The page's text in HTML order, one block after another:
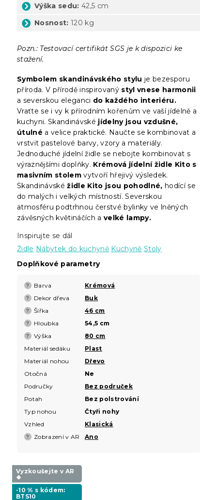
Výška sedu: 42,5 cm
Nosnost: 120 kg
Pozn.: Testovací certifikát SGS je k dispozici ke
stažení.
Symbolem skandinávského stylu je bezesporu
příroda. V přírodě inspirovaný styl vnese harmonii
a severskou eleganci do každého interiéru.
Vraťte se i vy k přírodním kořenům ve vaší jídelně a
kuchyni. Skandinávské jídelny jsou vzdušné,
útulné a velice praktické. Naučte se kombinovat a
vrstvit pastelové barvy, vzory a materiály.
Jednoduché jídelní židle se nebojte kombinovat s
výraznějšími doplňky. Krémová jídelní židle Kito s
masivním stolem vytvoří hřejivý výsledek.
Skandinávské židle Kito jsou pohodlné, hodící se
do malých i velkých místností. Severskou
atmosféru podtrhnou čerstvé bylinky ve lněných
závěsných květináčích a velké lampy.
Inspirujte se dál
Židle Nábytek do kuchyně Kuchyně Stoly
Doplňkové parametry
? Barva Krémová
? Dekor dřeva Buk
? Šířka 46 cm
? Hloubka 54,5 cm
? Výška
80 cm
Materiál sedáku
Plast
Materiál nohou
Dřevo
Otočná
Ne
Područky
Bez područek
Potah
Bez polstrování
Typ nohou
Čtyři nohy
Vzhled
Klasická
? Zobrazení v AR Ano
Vyzkoušejte v AR
❖
-10 % s kódem:
BTS10